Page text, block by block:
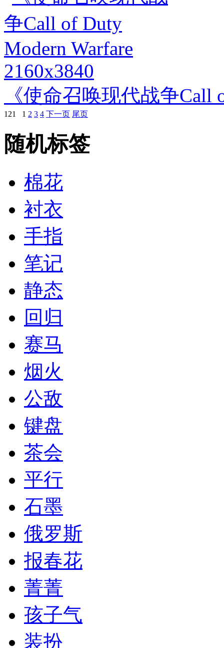
2160x3840
《使命召唤现代战争Call
121 1 2 3 4 下一页 尾页
随机标签
棉花
衬衣
手指
笔记
静态
回归
赛马
烟火
公敌
键盘
茶会
平行
石墨
俄罗斯
报春花
菁菁
孩子气
装扮